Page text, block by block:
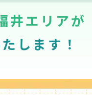
井エリアが
します！